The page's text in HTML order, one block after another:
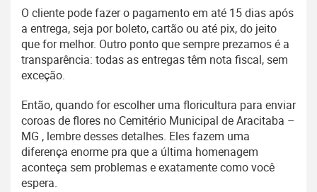
O cliente pode fazer o pagamento em até 15 dias após
a entrega, seja por boleto, cartão ou até pix, do jeito
que for melhor. Outro ponto que sempre prezamos é a
transparência: todas as entregas têm nota fiscal, sem
exceção.
Então, quando for escolher uma floricultura para enviar
coroas de flores no Cemitério Municipal de Aracitaba –
MG , lembre desses detalhes. Eles fazem uma
diferença enorme pra que a última homenagem
aconteça sem problemas e exatamente como você
espera.